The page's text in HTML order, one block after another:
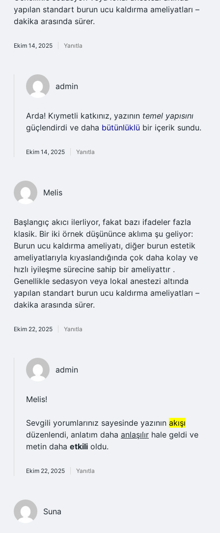
yapılan standart burun ucu kaldırma ameliyatları –
dakika arasında sürer.
Ekim 14, 2025 Yanıtla
admin
Arda! Kıymetli katkınız, yazının temel yapısını
güçlendirdi ve daha bütünlüklü bir içerik sundu.
Ekim 14, 2025 Yanıtla
Melis
Başlangıç akıcı ilerliyor, fakat bazı ifadeler fazla
klasik. Bir iki örnek düşününce aklıma şu geliyor:
Burun ucu kaldırma ameliyatı, diğer burun estetik
ameliyatlarıyla kıyaslandığında çok daha kolay ve
hızlı iyileşme sürecine sahip bir ameliyattır .
Genellikle sedasyon veya lokal anestezi altında
yapılan standart burun ucu kaldırma ameliyatları –
dakika arasında sürer.
Ekim 22, 2025 Yanıtla
admin
Melis!
Sevgili yorumlarınız sayesinde yazının akışı
düzenlendi, anlatım daha anlaşılır hale geldi ve
metin daha etkili oldu.
Ekim 22, 2025 Yanıtla
Suna